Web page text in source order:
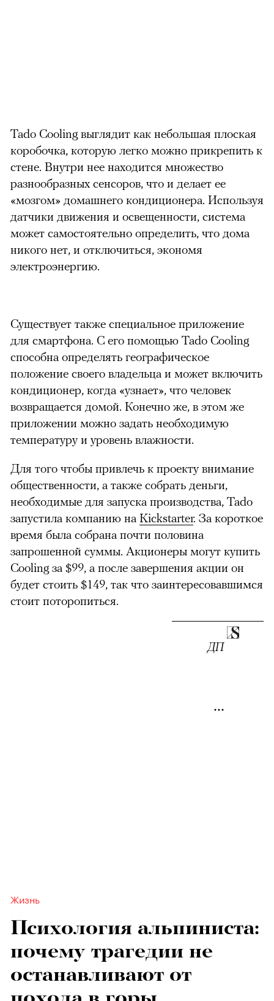
Tado Cooling выглядит как небольшая плоская
коробочка, которую легко можно прикрепить к
стене. Внутри нее находится множество
разнообразных сенсоров, что и делает ее
«мозгом» домашнего кондиционера. Используя
датчики движения и освещенности, система
может самостоятельно определить, что дома
никого нет, и отключиться, экономя
электроэнергию.
Существует также специальное приложение
для смартфона. С его помощью Tado Cooling
способна определять географическое
положение своего владельца и может включить
кондиционер, когда «узнает», что человек
возвращается домой. Конечно же, в этом же
приложении можно задать необходимую
температуру и уровень влажности.
Для того чтобы привлечь к проекту внимание
общественности, а также собрать деньги,
необходимые для запуска производства, Tado
запустила компанию на Kickstarter. За короткое
время была собрана почти половина
запрошенной суммы. Акционеры могут купить
Cooling за $99, а после завершения акции он
будет стоить $149, так что заинтересовавшимся
стоит поторопиться.
ДП
Жизнь
Психология альпиниста:
почему трагедии не
останавливают от